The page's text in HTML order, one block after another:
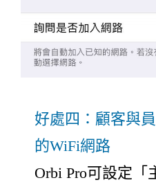
好處四：顧客與
的WiFi網路
Orbi Pro可設定「